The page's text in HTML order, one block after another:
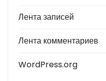
Лента записей
Лента комментариев
WordPress.org